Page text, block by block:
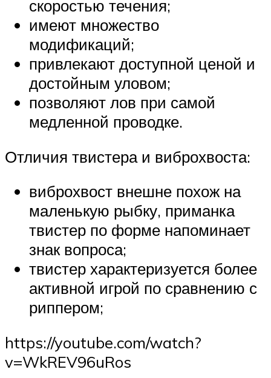
скоростью течения;
имеют множество
модификаций;
привлекают доступной ценой и
достойным уловом;
позволяют лов при самой
медленной проводке.
Отличия твистера и виброхвоста:
виброхвост внешне похож на
маленькую рыбку, приманка
твистер по форме напоминает
знак вопроса;
твистер характеризуется более
активной игрой по сравнению с
риппером;
https://youtube.com/watch?
v=WkREV96uRos